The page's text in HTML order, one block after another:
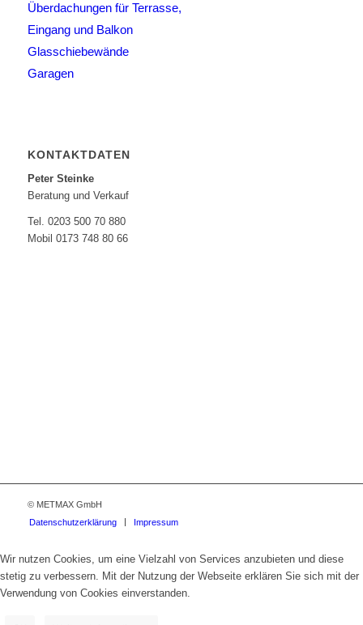
Überdachungen für Terrasse,
Eingang und Balkon
Glasschiebewände
Garagen
KONTAKTDATEN
Peter Steinke
Beratung und Verkauf
Tel. 0203 500 70 880
Mobil 0173 748 80 66
© METMAX GmbH
Datenschutzerklärung
Impressum
Wir nutzen Cookies, um eine Vielzahl von Services anzubieten und diese
stetig zu verbessern. Mit der Nutzung der Webseite erklären Sie sich mit der
Verwendung von Cookies einverstanden.